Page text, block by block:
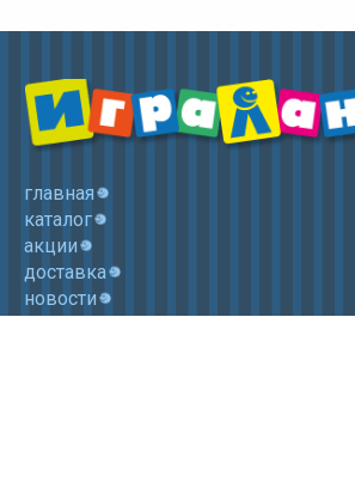
главная
каталог
акции
доставка
новости